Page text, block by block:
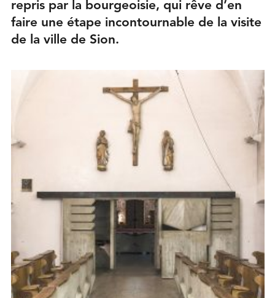
repris par la bourgeoisie, qui rêve d’en
faire une étape incontournable de la visite
de la ville de Sion.